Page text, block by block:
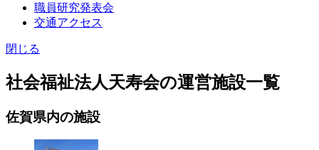
職員研究発表会
交通アクセス
閉じる
社会福祉法人天寿会の運営施設一覧
佐賀県内の施設